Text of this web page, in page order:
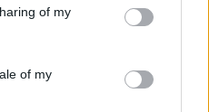
of my
of my